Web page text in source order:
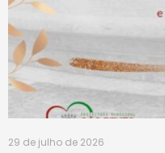
29 de julho de 2026